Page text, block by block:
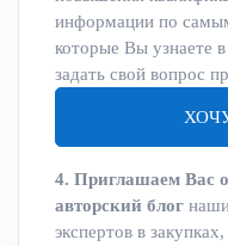
информации по
которые Вы узнаете
задать свой вопрос
4. Приглашаем Вас
авторский блог
экспертов в